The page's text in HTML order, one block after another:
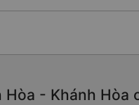
- Khánh Hòa